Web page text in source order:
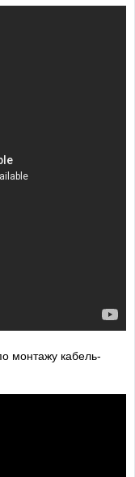
монтажу кабель-